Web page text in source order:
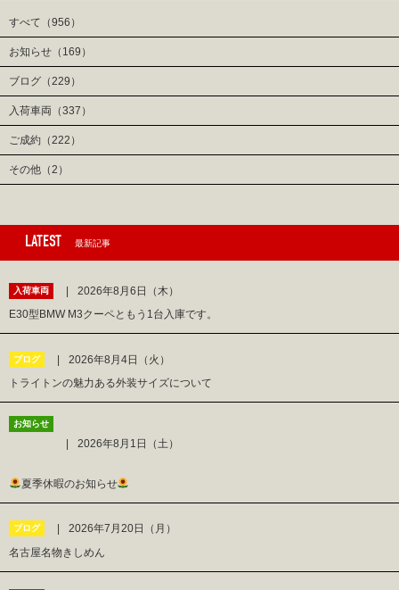
すべて（956）
お知らせ（169）
ブログ（229）
入荷車両（337）
ご成約（222）
その他（2）
LATEST 最新記事
入荷車両
2026年8月6日（木）
E30型BMW M3クーペともう1台入庫です。
ブログ
2026年8月4日（火）
トライトンの魅力ある外装サイズについて
お知らせ
2026年8月1日（土）
夏季休暇のお知らせ
ブログ
2026年7月20日（月）
名古屋名物きしめん